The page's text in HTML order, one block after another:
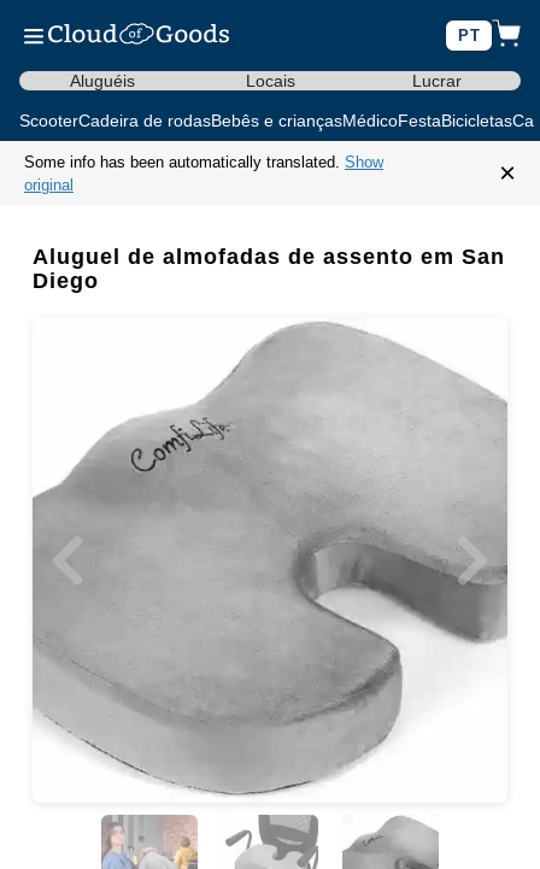
PT
Aluguéis Locais Lucrar
ScooterCadeira de rodasBebês e criançasMédicoFestaBicicletas
Some info has been automatically translated. Show
original
×
Aluguel de almofadas de assento em San
Diego